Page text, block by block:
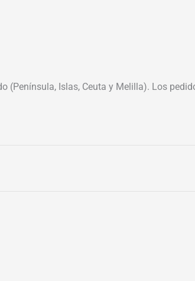
(Península, Islas, Ceuta y Melilla). Los